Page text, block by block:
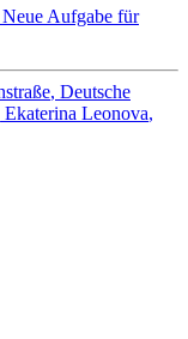
Neue Aufgabe für
Deutsche
Ekaterina Leonova